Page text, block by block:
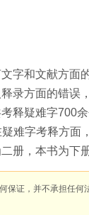
字和文献方面
录方面的错误
释疑难字700
难字考释方面
册，本书为下册
保证，并不承担任何